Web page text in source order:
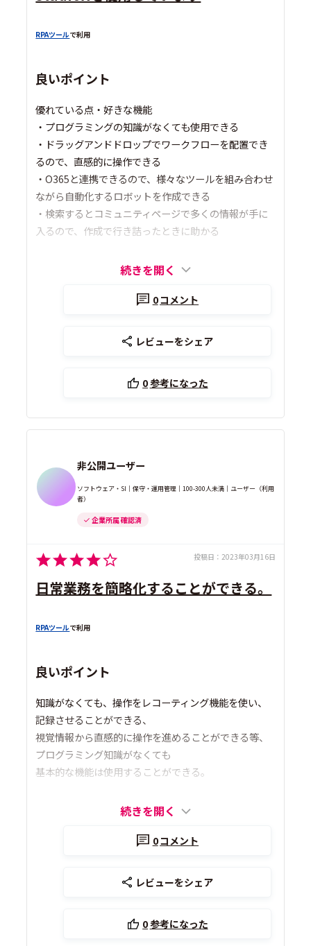
RPAツールで利用
良いポイント
優れている点・好きな機能
・プログラミングの知識がなくても使用できる
・ドラッグアンドドロップでワークフローを配置でき
るので、直感的に操作できる
・O365と連携できるので、様々なツールを組み合わせ
ながら自動化するロボットを作成できる
・検索するとコミュニティページで多くの情報が手に
入るので、作成で行き詰ったときに助かる
続きを開く
0コメント
レビューをシェア
0参考になった
非公開ユーザー
ソフトウェア・SI｜保守・運用管理｜100-300人未満｜ユーザー（利用
者）
企業所属 確認済
投稿日： 2023年03月16日
日常業務を簡略化することができる。
RPAツールで利用
良いポイント
知識がなくても、操作をレコーティング機能を使い、
記録させることができる、
視覚情報から直感的に操作を進めることができる等、
プログラミング知識がなくても
基本的な機能は使用することができる。
続きを開く
0コメント
レビューをシェア
0参考になった